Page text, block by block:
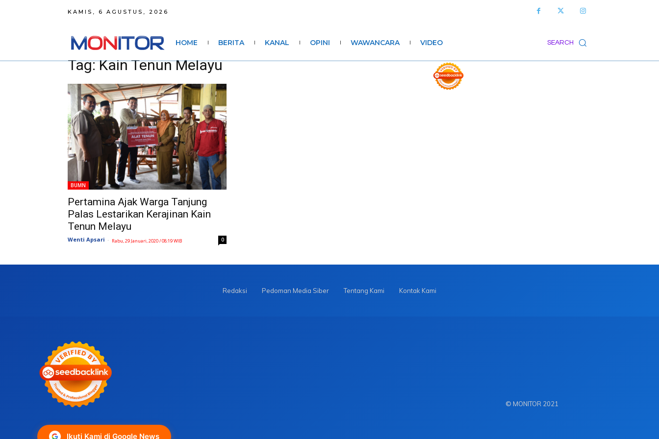
KAMIS, 6 AGUSTUS, 2026
SEARCH
HOME BERITA KANAL OPINI WAWANCARA VIDEO
Tag: Kain Tenun Melayu
BUMN
Pertamina Ajak Warga Tanjung
Palas Lestarikan Kerajinan Kain
Tenun Melayu
Wenti Apsari - Rabu, 29 Januari, 2020 / 08:19 WIB 0
Redaksi Pedoman Media Siber Tentang Kami Kontak Kami
Ikuti Kami di Google News
© MONITOR 2021